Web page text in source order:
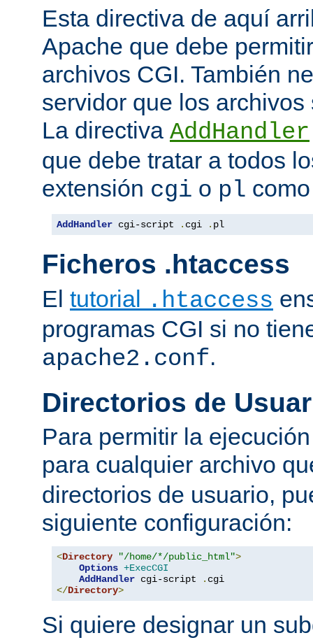
Esta directiva de aquí
Apache que debe
archivos CGI. También
servidor que los
La directiva AddHandler
que debe tratar a todos
extensión cgi o pl
AddHandler cgi-script . cgi . pl
Ficheros .htaccess
El tutorial .htaccess
programas CGI si no
apache2.conf.
Directorios de
Para permitir la
para cualquier archivo
directorios de usuario,
siguiente configuración:
<Directory "/home/*/public_html">
Options +ExecCGI
AddHandler cgi-script .
</Directory>
Si quiere designar un